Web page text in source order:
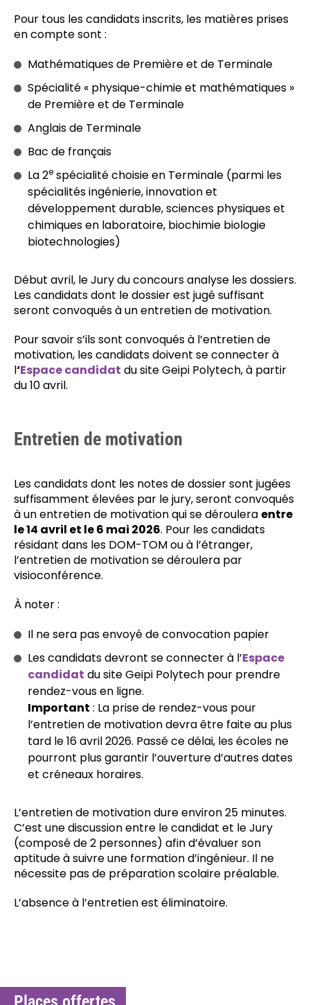
Pour tous les candidats inscrits, les matières prises
en compte sont :
Mathématiques de Première et de Terminale
Spécialité « physique-chimie et mathématiques »
de Première et de Terminale
Anglais de Terminale
Bac de français
La 2e spécialité choisie en Terminale (parmi les
spécialités ingénierie, innovation et
développement durable, sciences physiques et
chimiques en laboratoire, biochimie biologie
biotechnologies)
Début avril, le Jury du concours analyse les dossiers.
Les candidats dont le dossier est jugé suffisant
seront convoqués à un entretien de motivation.
Pour savoir s’ils sont convoqués à l’entretien de
motivation, les candidats doivent se connecter à
l‘Espace candidat du site Geipi Polytech, à partir
du 10 avril.
Entretien de motivation
Les candidats dont les notes de dossier sont jugées
suffisamment élevées par le jury, seront convoqués
à un entretien de motivation qui se déroulera entre
le 14 avril et le 6 mai 2026. Pour les candidats
résidant dans les DOM-TOM ou à l’étranger,
l’entretien de motivation se déroulera par
visioconférence.
À noter :
Il ne sera pas envoyé de convocation papier
Les candidats devront se connecter à l’Espace
candidat du site Geipi Polytech pour prendre
rendez-vous en ligne.
Important : La prise de rendez-vous pour
l’entretien de motivation devra être faite au plus
tard le 16 avril 2026. Passé ce délai, les écoles ne
pourront plus garantir l’ouverture d’autres dates
et créneaux horaires.
L’entretien de motivation dure environ 25 minutes.
C’est une discussion entre le candidat et le Jury
(composé de 2 personnes) afin d’évaluer son
aptitude à suivre une formation d’ingénieur. Il ne
nécessite pas de préparation scolaire préalable.
L’absence à l’entretien est éliminatoire.